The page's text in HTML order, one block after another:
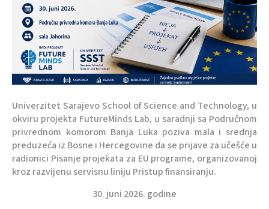
Univerzitet Sarajevo School of Science and Technology, u
okviru projekta FutureMinds Lab, u saradnji sa Područnom
privrednom komorom Banja Luka poziva mala i srednja
preduzeća iz Bosne i Hercegovine da se prijave za učešće u
radionici Pisanje projekata za EU programe, organizovanoj
kroz razvijenu servisnu liniju Pristup finansiranju.
30. juni 2026. godine